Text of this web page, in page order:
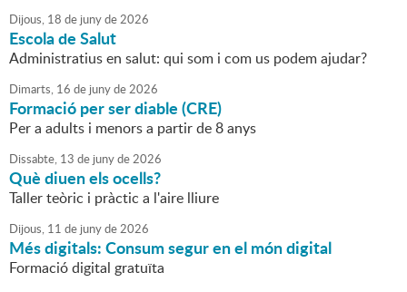
Dijous, 18 de junyde2026
Escola de Salut
Administratius en salut: qui som i com us podem ajudar?
Dimarts, 16 de junyde2026
Formació per ser diable (CRE)
Per a adults i menors a partir de 8 anys
Dissabte, 13 de junyde2026
Què diuen els ocells?
Taller teòric i pràctic a l'aire lliure
Dijous, 11 de junyde2026
Més digitals: Consum segur en el món digital
Formació digital gratuïta